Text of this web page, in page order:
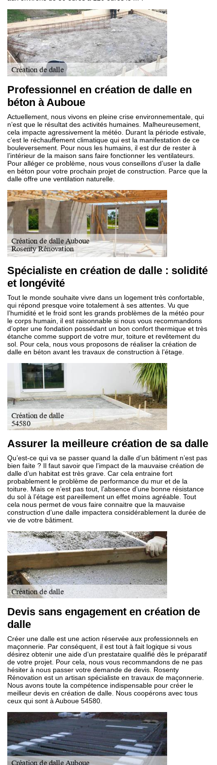
Professionnel en création de dalle en
béton à Auboue
Actuellement, nous vivons en pleine crise environnementale, qui
n’est que le résultat des activités humaines. Malheureusement,
cela impacte agressivement la météo. Durant la période estivale,
c’est le réchauffement climatique qui est la manifestation de ce
bouleversement. Pour nous les humains, il est dur de rester à
l’intérieur de la maison sans faire fonctionner les ventilateurs.
Pour alléger ce problème, nous vous conseillons d’user la dalle
en béton pour votre prochain projet de construction. Parce que la
dalle offre une ventilation naturelle.
Spécialiste en création de dalle : solidité
et longévité
Tout le monde souhaite vivre dans un logement très confortable,
qui répond presque voire totalement à ses attentes. Vu que
l’humidité et le froid sont les grands problèmes de la météo pour
le corps humain, il est raisonnable si nous vous recommandons
d’opter une fondation possédant un bon confort thermique et très
étanche comme support de votre mur, toiture et revêtement du
sol. Pour cela, nous vous proposons de réaliser la création de
dalle en béton avant les travaux de construction à l’étage.
Assurer la meilleure création de sa dalle
Qu’est-ce qui va se passer quand la dalle d’un bâtiment n’est pas
bien faite ? Il faut savoir que l’impact de la mauvaise création de
dalle d’un habitat est très grave. Car cela entraine fort
probablement le problème de performance du mur et de la
toiture. Mais ce n’est pas tout, l’absence d’une bonne résistance
du sol à l’étage est pareillement un effet moins agréable. Tout
cela nous permet de vous faire connaitre que la mauvaise
construction d’une dalle impactera considérablement la durée de
vie de votre bâtiment.
Devis sans engagement en création de
dalle
Créer une dalle est une action réservée aux professionnels en
maçonnerie. Par conséquent, il est tout à fait logique si vous
désirez obtenir une aide d’un prestataire qualifié dès le préparatif
de votre projet. Pour cela, nous vous recommandons de ne pas
hésiter à nous passer votre demande de devis. Rosenty
Rénovation est un artisan spécialiste en travaux de maçonnerie.
Nous avons toute la compétence indispensable pour créer le
meilleur devis en création de dalle. Nous coopérons avec tous
ceux qui sont à Auboue 54580.